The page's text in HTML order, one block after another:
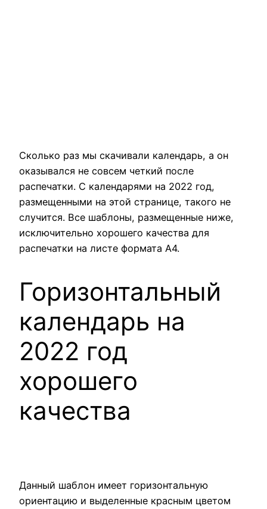
Сколько раз мы скачивали календарь, а он
оказывался не совсем четкий после
распечатки. С календарями на 2022 год,
размещенными на этой странице, такого не
случится. Все шаблоны, размещенные ниже,
исключительно хорошего качества для
распечатки на листе формата А4.
Горизонтальный
календарь на
2022 год
хорошего
качества
Данный шаблон имеет горизонтальную
ориентацию и выделенные красным цветом